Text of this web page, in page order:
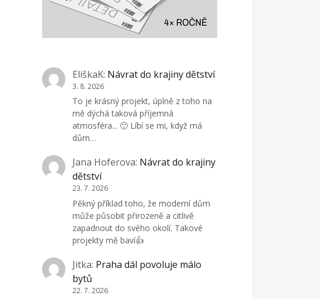
EliškaK: Návrat do krajiny dětství
3. 8. 2026
To je krásný projekt, úplně z toho na
mě dýchá taková příjemná
atmosféra... 🙂 Líbí se mi, když má
dům…
Jana Hoferova: Návrat do krajiny
dětství
23. 7. 2026
Pěkný příklad toho, že moderní dům
může působit přirozeně a citlivě
zapadnout do svého okolí. Takové
projekty mě baví👍
Jitka: Praha dál povoluje málo
bytů
22. 7. 2026